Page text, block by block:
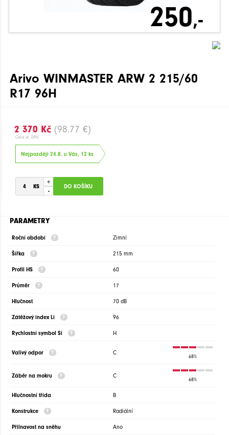
250,-
Arivo WINMASTER ARW 2 215/60
R17 96H
2 370 Kč (98.77 €)
Cena vč. DPH
Nejpozději 24.8. u Vás, 12 ks
+
-
PARAMETRY
Roční období Zimní
Šířka 215 mm
Profil HS 60
Průměr 17
Hlučnost 70 dB
Zátěžový index Li 96
Rychlostní symbol Si H
Valivý odpor C
68%
Záběr na mokru C
68%
Hlučnostní třída B
Konstrukce Radiální
Přilnavost na sněhu Ano